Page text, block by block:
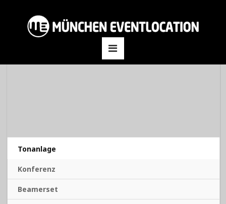
Tonanlage
Konferenz
Beamerset